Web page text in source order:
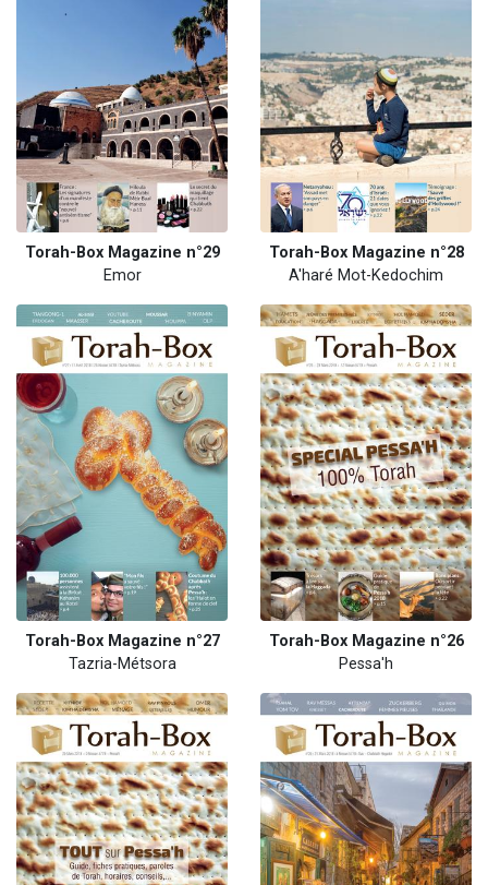
Torah-Box Magazine n°29
Emor
Torah-Box Magazine n°28
A'haré Mot-Kedochim
Torah-Box Magazine n°27
Tazria-Métsora
Torah-Box Magazine n°26
Pessa'h